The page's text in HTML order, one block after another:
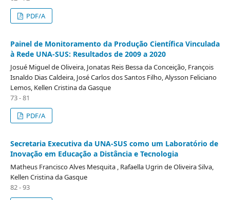
PDF/A
Painel de Monitoramento da Produção Científica Vinculada
à Rede UNA-SUS: Resultados de 2009 a 2020
Josué Miguel de Oliveira, Jonatas Reis Bessa da Conceição, François
Isnaldo Dias Caldeira, José Carlos dos Santos Filho, Alysson Feliciano
Lemos, Kellen Cristina da Gasque
73 - 81
PDF/A
Secretaria Executiva da UNA-SUS como um Laboratório de
Inovação em Educação a Distância e Tecnologia
Matheus Francisco Alves Mesquita , Rafaella Ugrin de Oliveira Silva,
Kellen Cristina da Gasque
82 - 93